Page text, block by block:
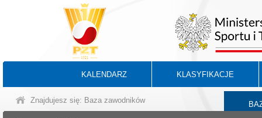
KALENDARZ KLASYFIKACJE
Znajdujesz się: Baza zawodników